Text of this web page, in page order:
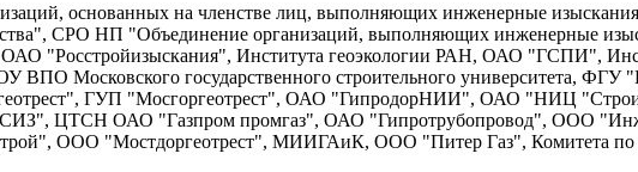
основанных на членстве лиц, выполняющих инженерные
СРО НП "Объединение организаций, выполняющих инженерные
"Росстройизыскания", Института геоэкологии РАН, ОАО "ГСПИ",
ГОУ ВПО Московского государственного строительного университета,
ГУП "Мосгоргеотрест", ОАО "ГипродорНИИ", ОАО "НИЦ
ЦТСН ОАО "Газпром промгаз", ОАО "Гипротрубопровод", ООО
ООО "Мостдоргеотрест", МИИГАиК, ООО "Питер Газ", Комитета по